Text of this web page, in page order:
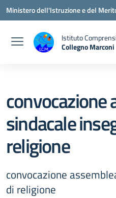
Vai ai contenuti
Vai al menu di navigazione
Vai al footer
Ministero dell'Istruzione e del
Istituto
Collegno Marconi
convocazione
sindacale
religione
convocazione
di religione